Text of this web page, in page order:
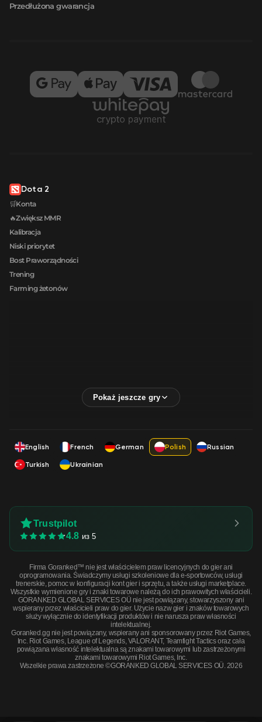
Przedłużona gwarancja
Dota 2
🛒Konta
🔥Zwiększ MMR
Kalibracja
Niski priorytet
Bost Praworządności
Trening
Farming żetonów
English French German Polish
Russian
Turkish
Ukrainian
Trustpilot
4.8 из 5
Firma Goranked™ nie jest właścicielem praw licencyjnych do gier ani
oprogramowania. Świadczymy usługi szkoleniowe dla e-sportowców, usługi
trenerskie, pomoc w konfiguracji kont gier i sprzętu, a także usługi marketplace.
Wszystkie wymienione gry i znaki towarowe należą do ich prawowitych właścicieli.
GORANKED GLOBAL SERVICES OÜ nie jest powiązany, stowarzyszony ani
wspierany przez właścicieli praw do gier. Użycie nazw gier i znaków towarowych
służy wyłącznie do identyfikacji produktów i nie narusza praw własności
intelektualnej.
Goranked.gg nie jest powiązany, wspierany ani sponsorowany przez Riot Games,
Inc. Riot Games, League of Legends, VALORANT, Teamfight Tactics oraz cała
powiązana własność intelektualna są znakami towarowymi lub zastrzeżonymi
znakami towarowymi Riot Games, Inc.
Wszelkie prawa zastrzeżone ©GORANKED GLOBAL SERVICES OÜ. 2026